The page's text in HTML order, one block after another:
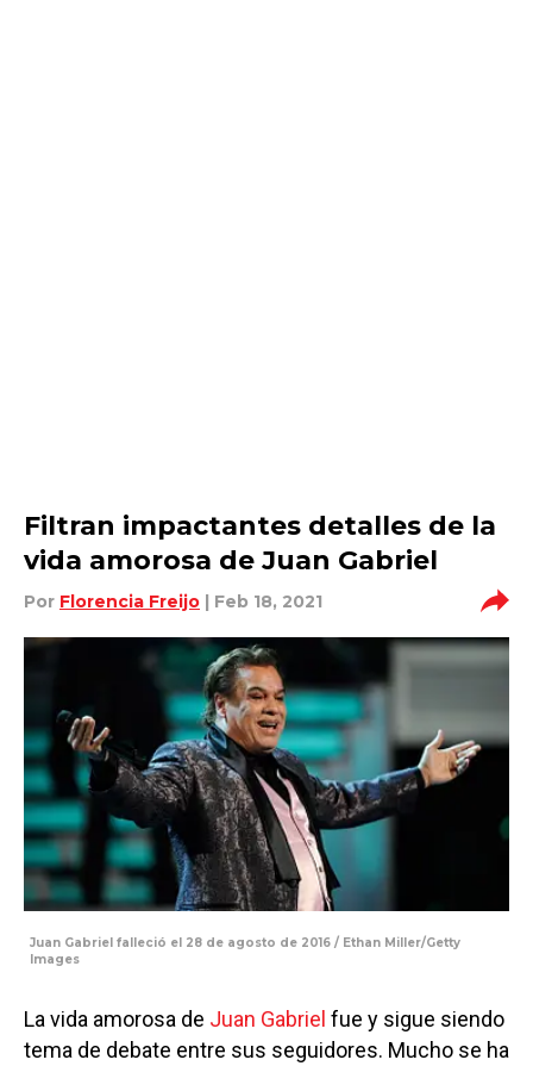
Filtran impactantes detalles de la
vida amorosa de Juan Gabriel
Por Florencia Freijo | Feb 18, 2021
Juan Gabriel falleció el 28 de agosto de 2016 / Ethan Miller/Getty
Images
La vida amorosa de Juan Gabriel fue y sigue siendo
tema de debate entre sus seguidores. Mucho se ha